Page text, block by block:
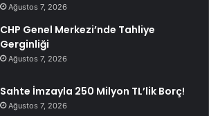
Ağustos 7, 2026
CHP Genel Merkezi’nde Tahliye
Gerginliği
Ağustos 7, 2026
Sahte İmzayla 250 Milyon TL’lik Borç!
Ağustos 7, 2026